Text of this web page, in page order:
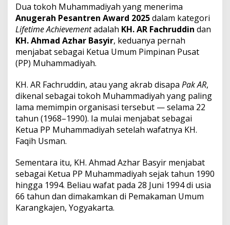
Dua tokoh Muhammadiyah yang menerima
Anugerah Pesantren Award 2025dalam kategori
Lifetime Achievementadalah KH. AR Fachruddin dan
KH. Ahmad Azhar Basyir, keduanya pernah
menjabat sebagai Ketua Umum Pimpinan Pusat
(PP) Muhammadiyah.
KH. AR Fachruddin, atau yang akrab disapa Pak AR,
dikenal sebagai tokoh Muhammadiyah yang paling
lama memimpin organisasi tersebut — selama 22
tahun (1968–1990). Ia mulai menjabat sebagai
Ketua PP Muhammadiyah setelah wafatnya KH.
Faqih Usman.
Sementara itu, KH. Ahmad Azhar Basyir menjabat
sebagai Ketua PP Muhammadiyah sejak tahun 1990
hingga 1994. Beliau wafat pada 28 Juni 1994 di usia
66 tahun dan dimakamkan di Pemakaman Umum
Karangkajen, Yogyakarta.